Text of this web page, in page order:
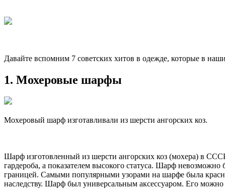
Давайте вспомним 7 советских хитов в одежде, которые в
1. Мохеровые шарфы
Мохеровый шарф изготавливали из шерсти ангорских коз.
Шарф изготовленный из шерсти ангорских коз (мохера) в
гардероба, а показателем высокого статуса. Шарф
границей. Самыми популярными узорами на шарфе была
наследству. Шарф был универсальным аксессуаром. Его